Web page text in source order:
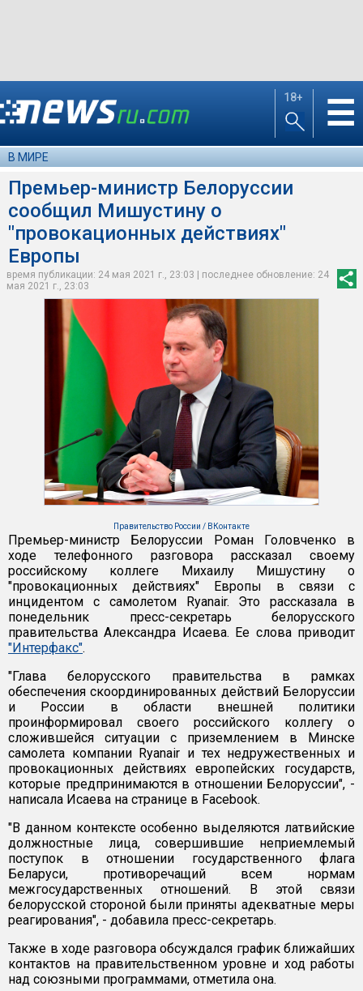
18+ ☰
В МИРЕ
Премьер-министр Белоруссии
сообщил Мишустину о
"провокационных действиях"
Европы
время публикации: 24 мая 2021 г., 23:03 | последнее обновление: 24
мая 2021 г., 23:03
Правительство России / ВКонтакте
Премьер-министр Белоруссии Роман Головченко в
ходе телефонного разговора рассказал своему
российскому коллеге Михаилу Мишустину о
"провокационных действиях" Европы в связи с
инцидентом с самолетом Ryanair. Это рассказала в
понедельник пресс-секретарь белорусского
правительства Александра Исаева. Ее слова приводит
"Интерфакс".
"Глава белорусского правительства в рамках
обеспечения скоординированных действий Белоруссии
и России в области внешней политики
проинформировал своего российского коллегу о
сложившейся ситуации с приземлением в Минске
самолета компании Ryanair и тех недружественных и
провокационных действиях европейских государств,
которые предпринимаются в отношении Белоруссии", -
написала Исаева на странице в Facebook.
"В данном контексте особенно выделяются латвийские
должностные лица, совершившие неприемлемый
поступок в отношении государственного флага
Беларуси, противоречащий всем нормам
межгосударственных отношений. В этой связи
белорусской стороной были приняты адекватные меры
реагирования", - добавила пресс-секретарь.
Также в ходе разговора обсуждался график ближайших
контактов на правительственном уровне и ход работы
над союзными программами, отметила она.